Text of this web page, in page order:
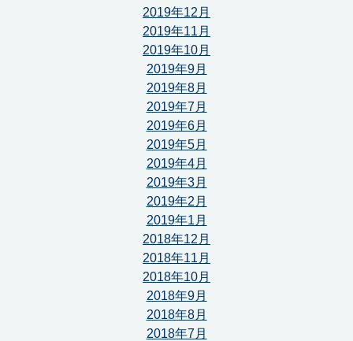
2019年12月
2019年11月
2019年10月
2019年9月
2019年8月
2019年7月
2019年6月
2019年5月
2019年4月
2019年3月
2019年2月
2019年1月
2018年12月
2018年11月
2018年10月
2018年9月
2018年8月
2018年7月